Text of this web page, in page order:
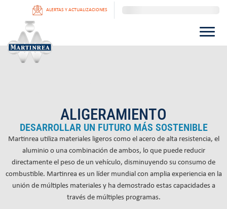
ALERTAS Y ACTUALIZACIONES
ALIGERAMIENTO
DESARROLLAR UN FUTURO MÁS SOSTENIBLE
Martinrea utiliza materiales ligeros como el acero de alta resistencia, el
aluminio o una combinación de ambos, lo que puede reducir
directamente el peso de un vehículo, disminuyendo su consumo de
combustible. Martinrea es un líder mundial con amplia experiencia en la
unión de múltiples materiales y ha demostrado estas capacidades a
través de múltiples programas.